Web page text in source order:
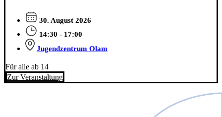
30. August 2026
14:30 - 17:00
Jugendzentrum Olam
Für alle ab 14
Zur Veranstaltung